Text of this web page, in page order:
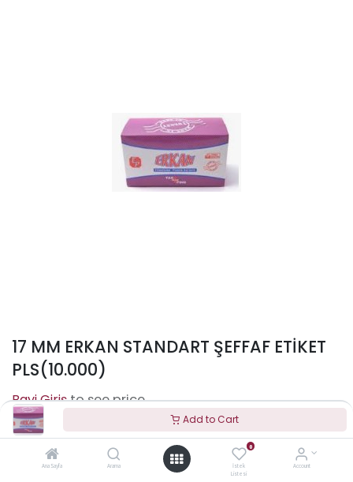
Add to Cart
Ana Sayfa Arama
0
İstek
Listesi
Account
17 MM ERKAN STANDART ŞEFFAF ETİKET
PLS(10.000)
to see price
Terms and Conditions